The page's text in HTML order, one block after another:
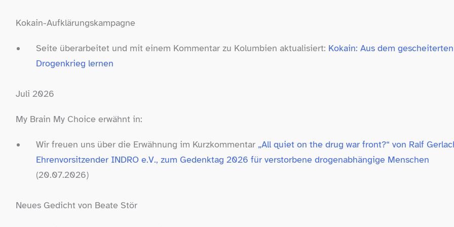
Kokain-​Aufklärungskampagne
Seite überarbeitet und mit einem Kommentar zu Kolumbien aktualisiert: Kokain: Aus dem gescheiterten
Drogenkrieg lernen
Juli 2026
My Brain My Choice erwähnt in:
Wir freuen uns über die Erwähnung im Kurzkommentar „All quiet on the drug war front?“ von Ralf
Ehrenvorsitzender INDRO e.V., zum Gedenktag 2026 für verstorbene drogenabhängige Menschen
(20.07.2026)
Neues Gedicht von Beate Stör